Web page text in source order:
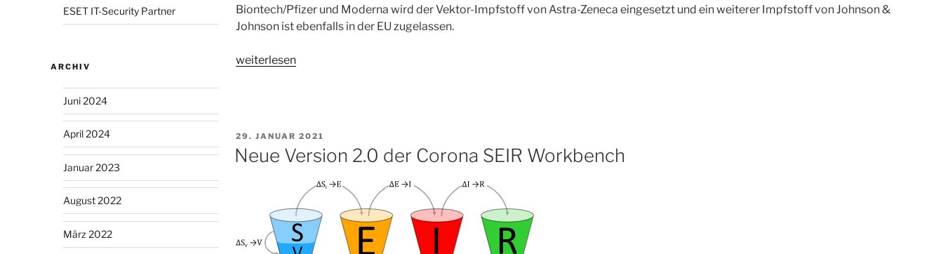
Biontech/Pfizer und Moderna wird der Vektor-Impfstoff von Astra-Zeneca eingesetzt und ein weiterer Impfstoff von Johnson &
Johnson ist ebenfalls in der EU zugelassen.
„Corona
2.2.0“
weiterlesen
VERÖFFENTLICHT
AM
29. JANUAR 2021
Neue Version 2.0 der Corona SEIR Workbench
ESET IT-Security Partner
ARCHIV
Juni 2024
April 2024
Januar 2023
August 2022
März 2022